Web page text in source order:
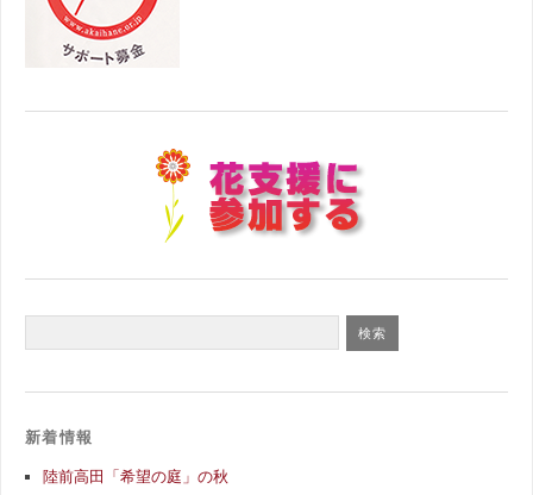
新着情報
陸前高田「希望の庭」の秋